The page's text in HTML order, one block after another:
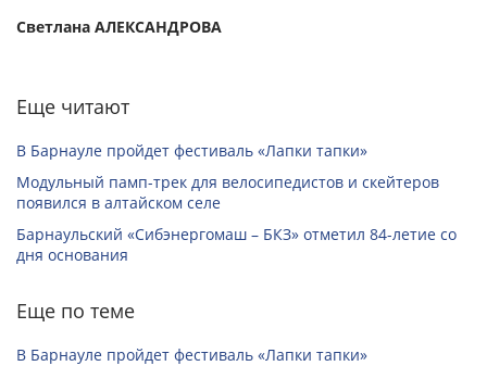
Светлана АЛЕКСАНДРОВА
Еще читают
В Барнауле пройдет фестиваль «Лапки тапки»
Модульный памп-трек для велосипедистов и скейтеров
появился в алтайском селе
Барнаульский «Сибэнергомаш – БКЗ» отметил 84-летие со
дня основания
Еще по теме
В Барнауле пройдет фестиваль «Лапки тапки»